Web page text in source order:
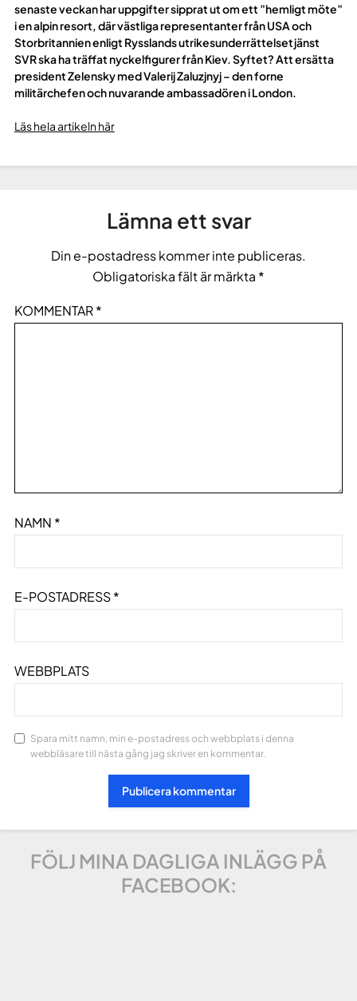
senaste veckan har uppgifter sipprat ut om ett ”hemligt möte”
i en alpin resort, där västliga representanter från USA och
Storbritannien enligt Rysslands utrikesunderrättelsetjänst
SVR ska ha träffat nyckelfigurer från Kiev. Syftet? Att ersätta
president Zelensky med Valerij Zaluzjnyj – den forne
militärchefen och nuvarande ambassadören i London.
Läs hela artikeln här
Lämna ett svar
Din e-postadress kommer inte publiceras.
Obligatoriska fält är märkta *
KOMMENTAR*
NAMN *
E-POSTADRESS*
WEBBPLATS
Spara mitt namn, min e-postadress och webbplats i denna
webbläsare till nästa gång jag skriver en kommentar.
FÖLJ MINA DAGLIGA INLÄGG PÅ
FACEBOOK: